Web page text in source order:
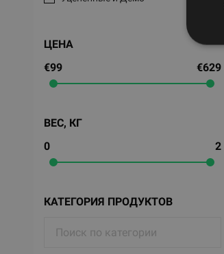
ЦЕНА
€99
€629
ВЕС, КГ
0
2
КАТЕГОРИЯ ПРОДУКТОВ